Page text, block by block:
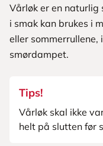
Vårløk er en naturlig
i smak kan brukes i
eller sommerrullene,
smørdampet.
Tips!
Vårløk skal ikke
helt på slutten før